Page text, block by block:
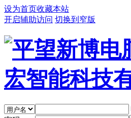
设为首页收藏本站
开启辅助访问 切换到窄版